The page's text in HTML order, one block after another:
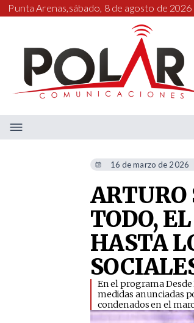
Punta Arenas,sábado, 8 de agosto de 2026
16 de marzo de 2026
ARTURO
TODO,
HASTA
En el programa
medidas anunciadas
condenados en el